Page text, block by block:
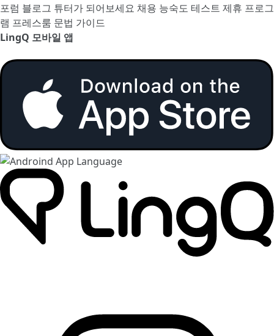
포럼 블로그 튜터가 되어보세요 채용 능숙도 테스트 제휴 프로그
램 프레스룸 문법 가이드
LingQ 모바일 앱